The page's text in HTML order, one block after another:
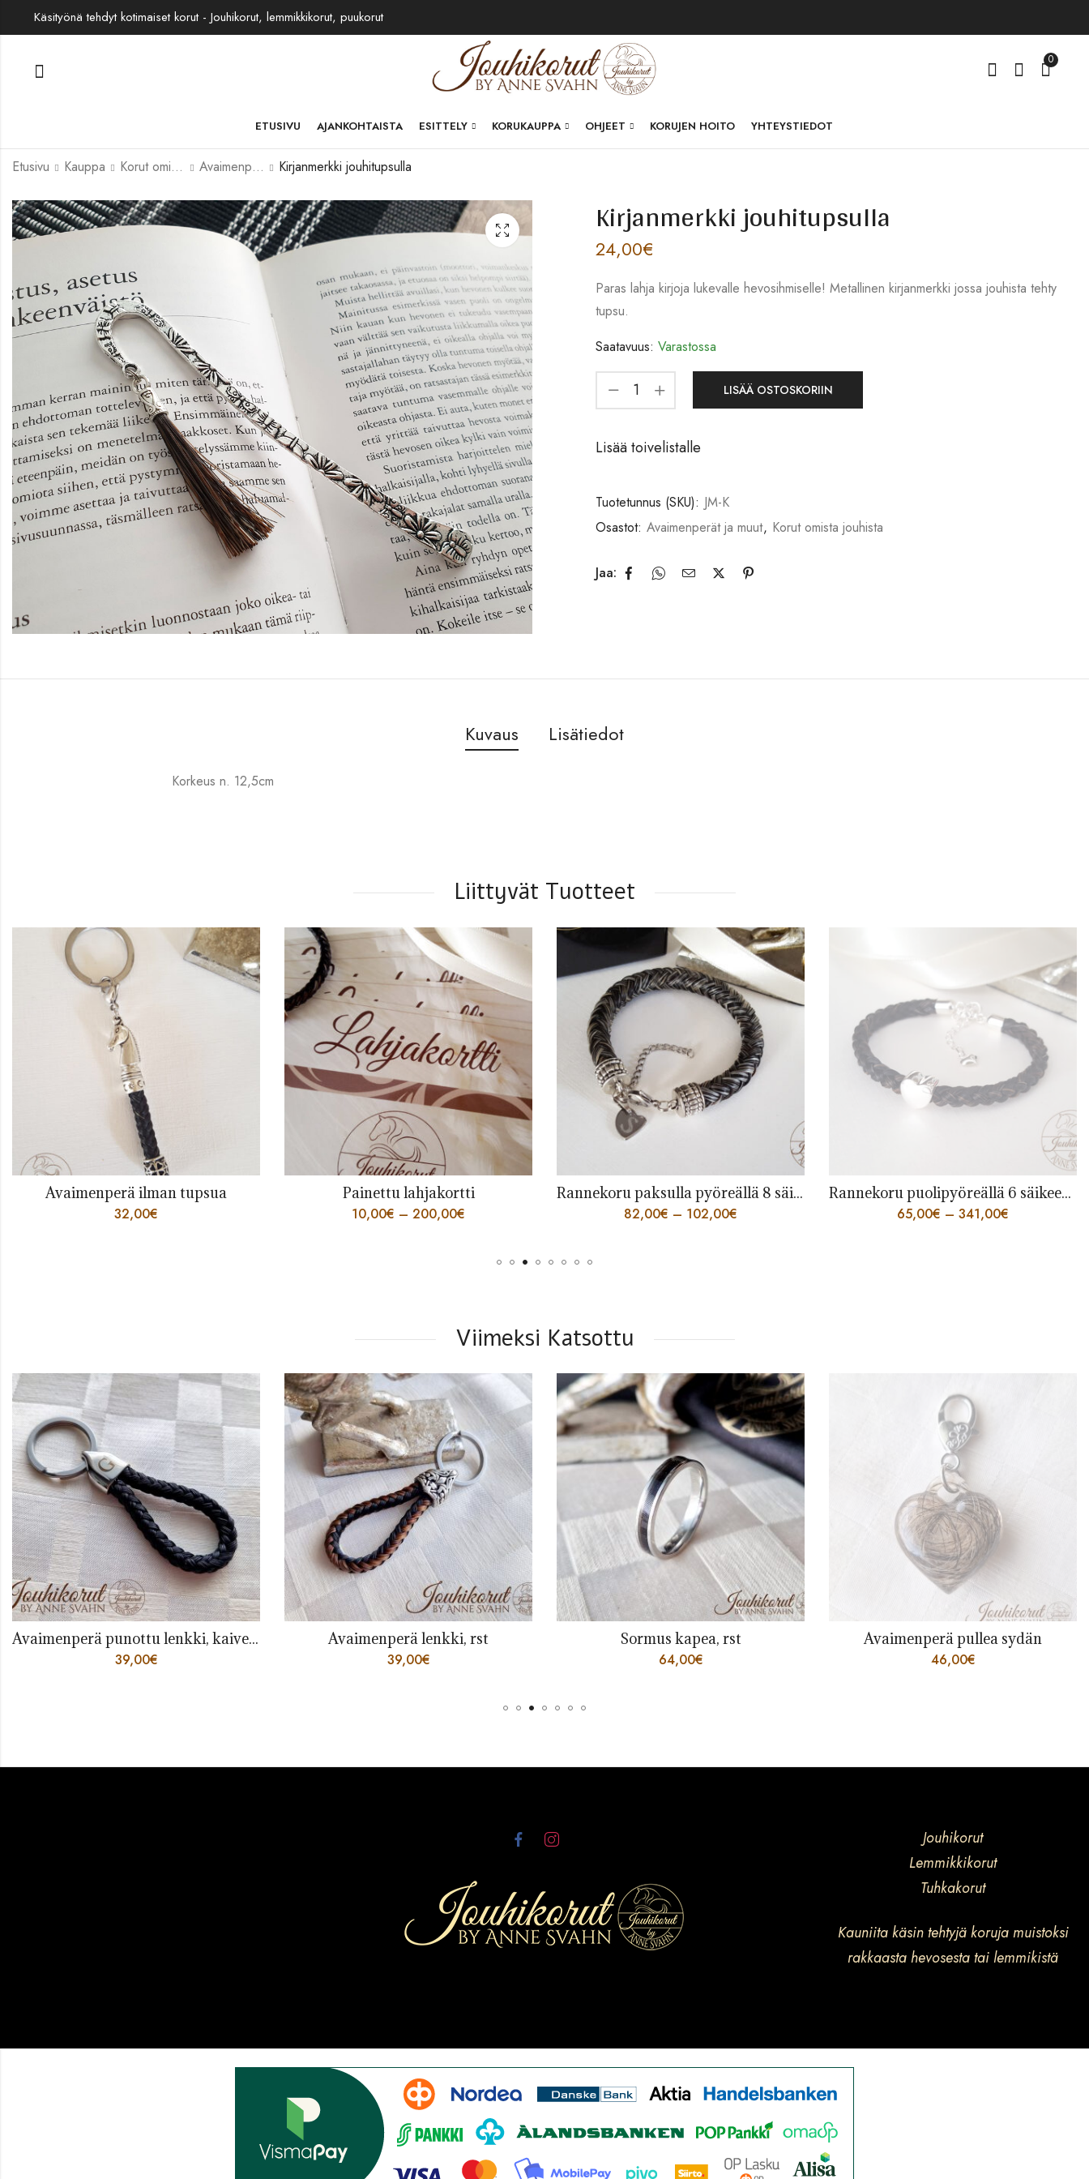
Käsityönä tehdyt kotimaiset korut - Jouhikorut, lemmikkikorut, puukorut
0
ETUSIVU AJANKOHTAISTA ESITTELY KORUKAUPPA OHJEET KORUJEN HOITO YHTEYSTIEDOT
Etusivu Kauppa Korut omista jouhista Avaimenperät ja muut Kirjanmerkki jouhitupsulla
Kirjanmerkki jouhitupsulla
24,00€
Paras lahja kirjoja lukevalle hevosihmiselle! Metallinen kirjanmerkki jossa jouhista tehty
tupsu.
Saatavuus: Varastossa
LISÄÄ OSTOSKORIIN
Lisää toivelistalle
Tuotetunnus (SKU): JM-K
Osastot: Avaimenperät ja muut, Korut omista jouhista
Jaa:
Kuvaus Lisätiedot
Korkeus n. 12,5cm
Liittyvät Tuotteet
Painettu lahjakortti
€ – 200,00
82,00€ – 102,00€
Rannekoru puolipyöreällä 6 säikeen punoksella
65,00€ – 341,00€
Avaimenperä sydän
32,00€
Viimeksi Katsottu
Avaimenperä lenkki, rst
39,00€
Sormus kapea, rst
64,00€
Avaimenperä pullea sydän
46,00€
Sormus Kajo
68,00€
Jouhikorut
Lemmikkikorut
Tuhkakorut
Kauniita käsin tehtyjä koruja muistoksi
rakkaasta hevosesta tai lemmikistä